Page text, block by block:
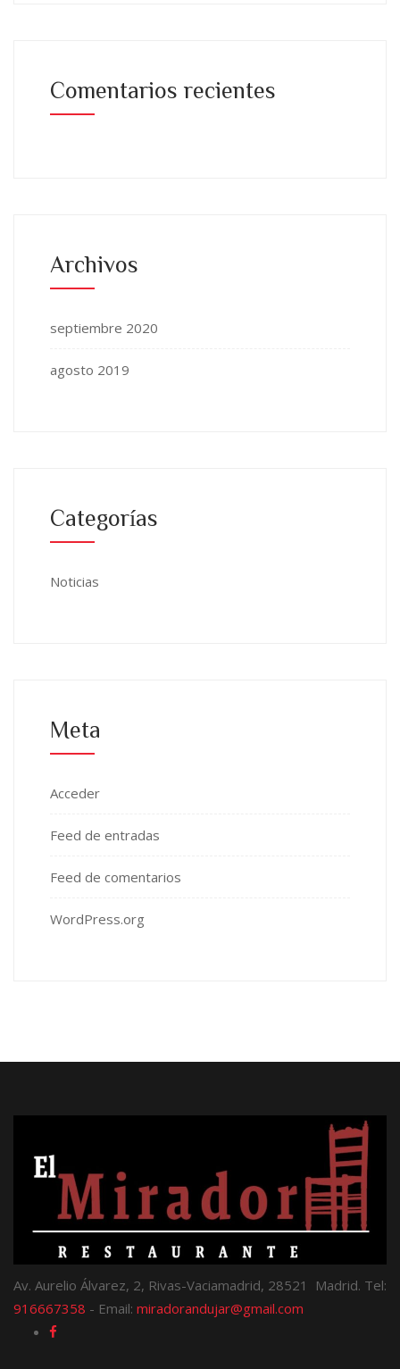
Comentarios recientes
Archivos
septiembre 2020
agosto 2019
Categorías
Noticias
Meta
Acceder
Feed de entradas
Feed de comentarios
WordPress.org
Av. Aurelio Álvarez, 2, Rivas-Vaciamadrid, 28521 Madrid. Tel:
916667358 - Email: miradorandujar@gmail.com